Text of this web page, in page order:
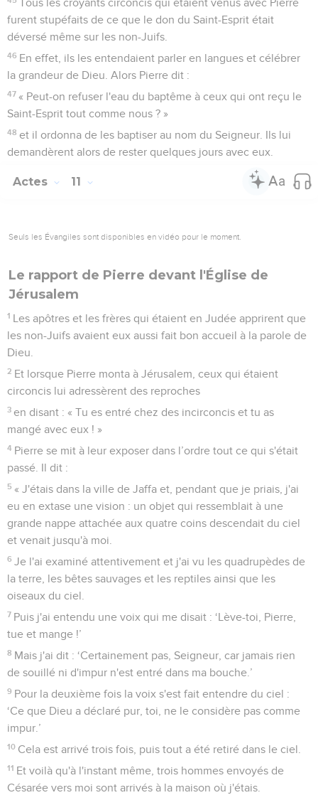
Tous les croyants circoncis qui étaient venus avec Pierre
furent stupéfaits de ce que le don du Saint-Esprit était
déversé même sur les non-Juifs.
46 En effet, ils les entendaient parler en langues et célébrer
la grandeur de Dieu. Alors Pierre dit :
47 « Peut-on refuser l'eau du baptême à ceux qui ont reçu le
Saint-Esprit tout comme nous ? »
48 et il ordonna de les baptiser au nom du Seigneur. Ils lui
demandèrent alors de rester quelques jours avec eux.
Actes 11
Seuls les Évangiles sont disponibles en vidéo pour le moment.
Le rapport de Pierre devant l'Église de
Jérusalem
1 Les apôtres et les frères qui étaient en Judée apprirent que
les non-Juifs avaient eux aussi fait bon accueil à la parole de
Dieu.
2 Et lorsque Pierre monta à Jérusalem, ceux qui étaient
circoncis lui adressèrent des reproches
3 en disant : « Tu es entré chez des incirconcis et tu as
mangé avec eux ! »
4 Pierre se mit à leur exposer dans l’ordre tout ce qui s'était
passé. Il dit :
5 « J'étais dans la ville de Jaffa et, pendant que je priais, j'ai
eu en extase une vision : un objet qui ressemblait à une
grande nappe attachée aux quatre coins descendait du ciel
et venait jusqu'à moi.
6 Je l'ai examiné attentivement et j'ai vu les quadrupèdes de
la terre, les bêtes sauvages et les reptiles ainsi que les
oiseaux du ciel.
7 Puis j'ai entendu une voix qui me disait : ‘Lève-toi, Pierre,
tue et mange !’
8 Mais j'ai dit : ‘Certainement pas, Seigneur, car jamais rien
de souillé ni d'impur n'est entré dans ma bouche.’
9 Pour la deuxième fois la voix s'est fait entendre du ciel :
‘Ce que Dieu a déclaré pur, toi, ne le considère pas comme
impur.’
10 Cela est arrivé trois fois, puis tout a été retiré dans le ciel.
11 Et voilà qu'à l'instant même, trois hommes envoyés de
Césarée vers moi sont arrivés à la maison où j'étais.